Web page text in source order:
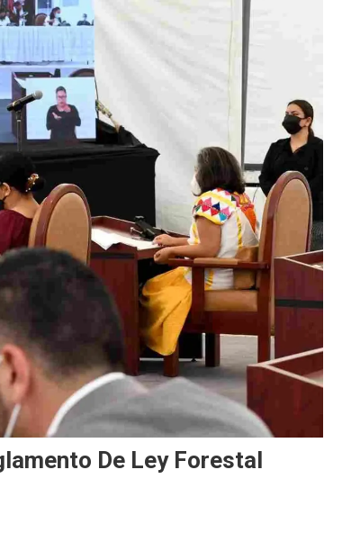
De Ley Forestal